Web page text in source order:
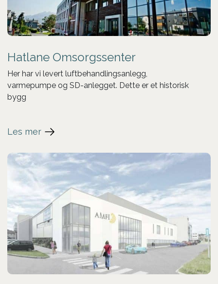
Hatlane Omsorgssenter
Her har vi levert luftbehandlingsanlegg,
varmepumpe og SD-anlegget. Dette er et historisk
bygg
Les mer